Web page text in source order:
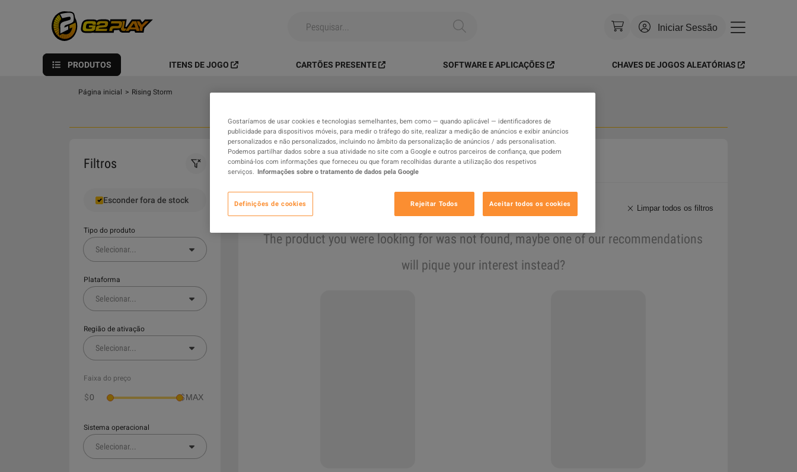
Iniciar Sessão
Moeda:USD
PRODUTOS ITENS DE JOGO CARTÕES PRESENTE SOFTWARE E APLICAÇÕES CHAVES DE JOGOS ALEATÓRIAS
Página inicial > Rising Storm
Todos Produtos Digitais Bens do Jogo
Filtros
Esconder fora de stock
Tipo do produto
Selecionar...
Plataforma
Selecionar...
Região de ativação
Selecionar...
Faixa do preço
$ $
Sistema operacional
Selecionar...
0 Resultados
Esconder fora de stock Limpar todos os filtros
The product you were looking for was not found, maybe one of our recommendations
will pique your interest instead?
Gostaríamos de usar cookies e tecnologias semelhantes, bem como — quando aplicável — identificadores de
publicidade para dispositivos móveis, para medir o tráfego do site, realizar a medição de anúncios e exibir anúncios
personalizados e não personalizados, incluindo no âmbito da personalização de anúncios / ads personalisation.
Podemos partilhar dados sobre a sua atividade no site com a Google e outros parceiros de confiança, que podem
combiná-los com informações que forneceu ou que foram recolhidas durante a utilização dos respetivos
serviços.
Informações sobre o tratamento de dados pela Google
Definições de cookies Rejeitar Todos Aceitar todos os cookies